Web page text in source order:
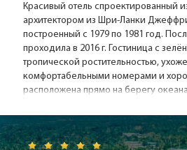
Красивый отель спроектированный
архитектором из Шри-Ланки
построенный с 1979 по 1981 год.
проходила в 2016 г. Гостиница с
тропической ростительностью,
комфортабельными номерами и
расположена прямо на берегу
детскую площадку. Деревушка
пешей доступности или 5 минутах